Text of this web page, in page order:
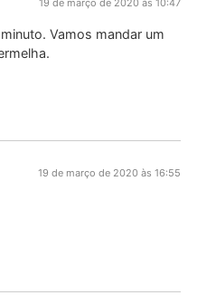
19 de março de 2020 às 10:47
Vamos mandar um
19 de março de 2020 às 16:55